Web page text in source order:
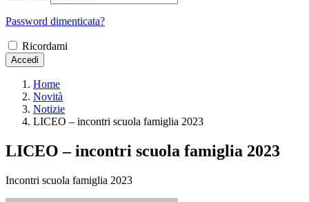
Password dimenticata?
Ricordami
Accedi
Home
Novità
Notizie
LICEO – incontri scuola famiglia 2023
LICEO – incontri scuola famiglia 2023
Incontri scuola famiglia 2023